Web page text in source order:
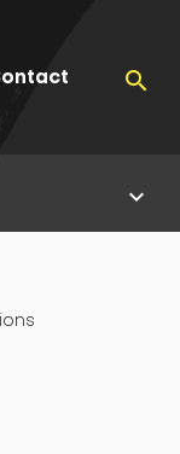
search
• 06:02
keyboard_arrow_down